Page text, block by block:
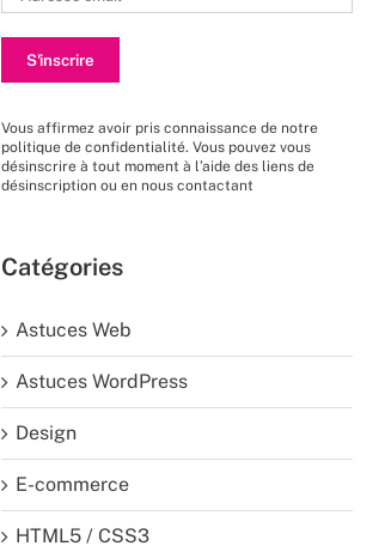
Vous affirmez avoir pris connaissance de notre
politique de confidentialité. Vous pouvez vous
désinscrire à tout moment à l’aide des liens de
désinscription ou en nous contactant
Catégories
Astuces Web
Astuces WordPress
Design
E-commerce
HTML5 / CSS3